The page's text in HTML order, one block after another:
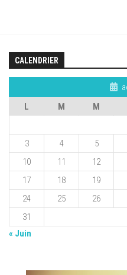
CALENDRIER
L
M M
3
4 5
10
11 12
17
18 19
24
25 26
31
« Juin